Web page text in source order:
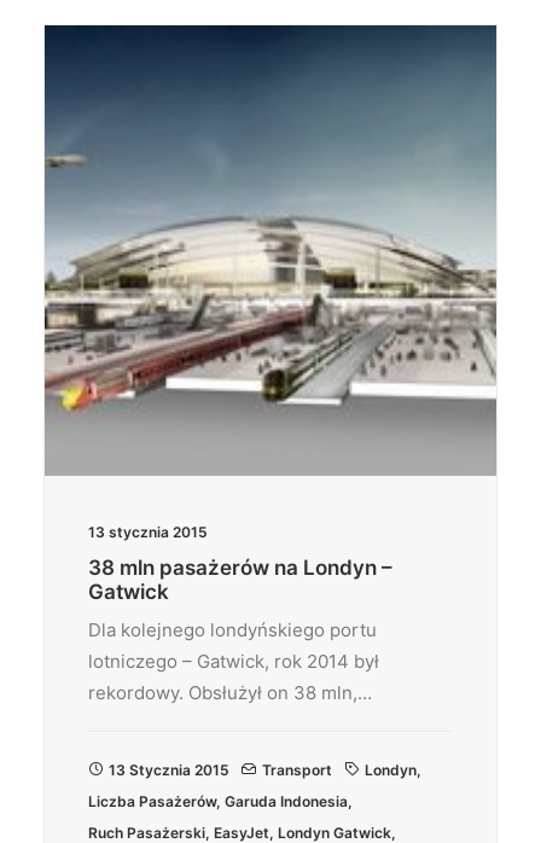
13 stycznia 2015
38 mln pasażerów na Londyn –
Gatwick
Dla kolejnego londyńskiego portu
lotniczego – Gatwick, rok 2014 był
rekordowy. Obsłużył on 38 mln,…
13 Stycznia 2015 Transport Londyn,
Liczba Pasażerów, Garuda Indonesia,
Ruch Pasażerski, EasyJet, Londyn Gatwick,